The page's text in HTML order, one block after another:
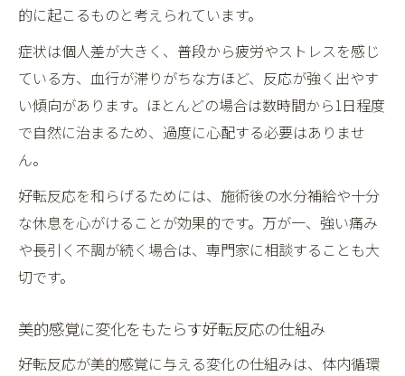
的に起こるものと考えられています。
症状は個人差が大きく、普段から疲労やストレスを感じ
ている方、血行が滞りがちな方ほど、反応が強く出やす
い傾向があります。ほとんどの場合は数時間から1日程度
で自然に治まるため、過度に心配する必要はありませ
ん。
好転反応を和らげるためには、施術後の水分補給や十分
な休息を心がけることが効果的です。万が一、強い痛み
や長引く不調が続く場合は、専門家に相談することも大
切です。
美的感覚に変化をもたらす好転反応の仕組み
好転反応が美的感覚に与える変化の仕組みは、体内循環